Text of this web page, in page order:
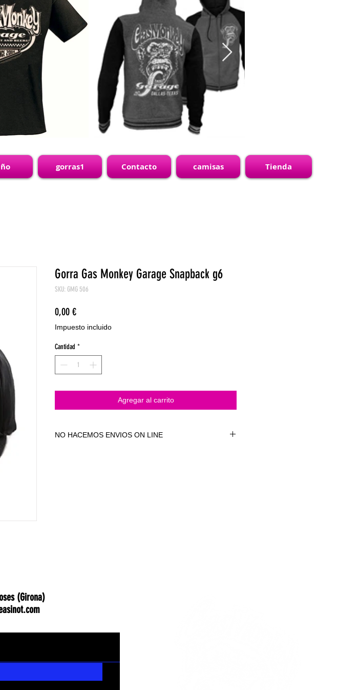
Gorra Gas Monkey Garage Snapback g6
SKU: GMG 506
0,00 €Precio
Impuesto incluido
Cantidad *
Agregar al carrito
NO HACEMOS ENVIOS ON LINE
gorras1 Contacto camisas Tienda
(Girona)